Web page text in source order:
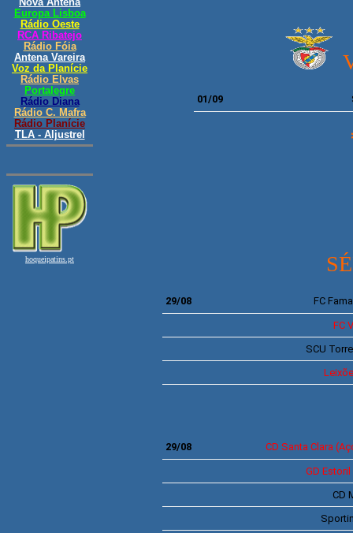
01/09
29/08 FC
FC
SCU
29/08 CD Santa Clara
GD Estoril
CD